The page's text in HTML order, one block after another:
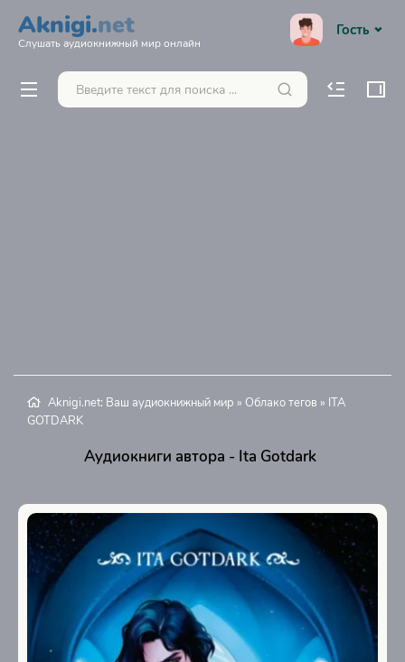
Aknigi.net
Слушать аудиокнижный мир онлайн
Гость
Aknigi.net: Ваш аудиокнижный мир » Облако тегов » ITA
GOTDARK
Аудиокниги автора - Ita Gotdark